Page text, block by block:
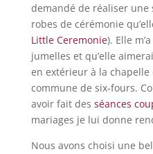
demandé de réaliser une
robes de cérémonie
Little Ceremonie). Elle
jumelles et qu’elle
en extérieur à la
commune de six-fours.
avoir fait des séances
mariages je lui donne
Nous avons choisi une